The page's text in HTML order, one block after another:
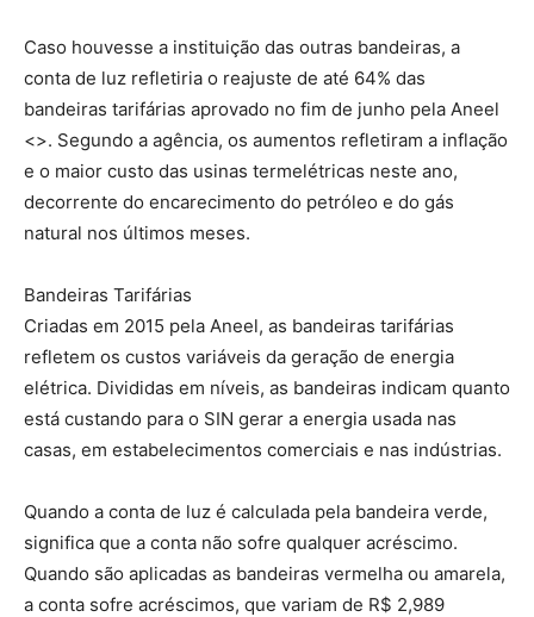
Caso houvesse a instituição das outras bandeiras, a
conta de luz refletiria o reajuste de até 64% das
bandeiras tarifárias aprovado no fim de junho pela Aneel
<>. Segundo a agência, os aumentos refletiram a inflação
e o maior custo das usinas termelétricas neste ano,
decorrente do encarecimento do petróleo e do gás
natural nos últimos meses.
Bandeiras Tarifárias
Criadas em 2015 pela Aneel, as bandeiras tarifárias
refletem os custos variáveis da geração de energia
elétrica. Divididas em níveis, as bandeiras indicam quanto
está custando para o SIN gerar a energia usada nas
casas, em estabelecimentos comerciais e nas indústrias.
Quando a conta de luz é calculada pela bandeira verde,
significa que a conta não sofre qualquer acréscimo.
Quando são aplicadas as bandeiras vermelha ou amarela,
a conta sofre acréscimos, que variam de R$ 2,989